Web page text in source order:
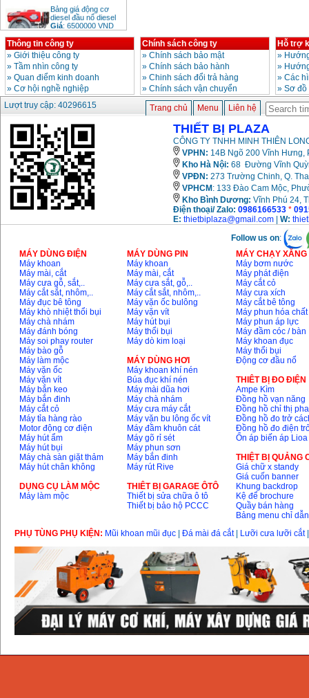
Bảng giá động cơ
diesel đầu nổ diesel
Giá:6500000VND
Bảng giá mũi khoan
rút lõi bê tông
Giá:330000VND
năng GBH 2-26DRE
(800W)
Giá
3980000
Máy cưa xích chạy
xăng Stihl MS661
Giá: 29900000
Makita LS1019L
Bộ máy khoan 100
chi tiết Bosch GSB
13RE (650W)
Giá:2200000VND
Máy khoan Bosch
GSB 16RE (750W)
Giá
Động cơ xăng Honda
GX160 (5.5HP)
Giá :7200000
Makita 9553B (710W)
Giá:1296000VND
Thông tin công ty
» Giới thiệu công ty
» Tầm nhìn công ty
» Quan điểm kinh doanh
» Cơ hội nghề nghiệp
Chính sách công ty
» Chính sách bảo mật
» Chính sách bảo hành
» Chinh sách đổi trả hàng
» Chính sách vận chuyển
Hỗ trợ
»
»
» Các
» Sơ
Lượt truy cập: 40296615
Trang chủ Menu Liên hệ
THIẾT BỊ PLAZA
CÔNG TY TNHH MINH THIÊN
VPHN: 14B Ngõ 200 Vĩnh Hưng,
Kho Hà Nội: 68 Đường Vĩnh
VPĐN: 273 Trường Chinh, Q.
VPHCM : 133 Đào Cam Mộc,
Kho Bình Dương: Vĩnh Phú 24,
Điện thoại/ Zalo: 0986166533 *
E: thietbiplaza@gmail.com W:
Follow us on:
MÁY DÙNG ĐIỆN
Máy khoan
Máy mài, cắt
Máy cưa gỗ, sắt,..
Máy cắt sắt, nhôm,..
Máy đục bê tông
Máy khò nhiệt thổi bụi
Máy chà nhám
Máy đánh bóng
Máy soi phay router
Máy bào gỗ
Máy làm mộc
Máy vặn ốc
Máy vặn vít
Máy bắn keo
Máy bắn đinh
Máy cắt cỏ
Máy tỉa hàng rào
Motor động cơ điện
Máy hút ẩm
Máy hút bụi
Máy chà sàn giặt thảm
Máy hút chân không
DỤNG CỤ LÀM MỘC
Máy làm mộc
MÁY DÙNG PIN
Máy khoan
Máy mài, cắt
Máy cưa sắt, gỗ,..
Máy cắt sắt, nhôm,..
Máy vặn ốc bulông
Máy vặn vít
Máy hút bụi
Máy thổi bụi
Máy dò kim loại
MÁY DÙNG HƠI
Máy khoan khí nén
Búa đục khí nén
Máy mài dũa hơi
Máy chà nhám
Máy cưa máy cắt
Máy vặn bu lông ốc vít
Máy đầm khuôn cát
Máy gõ rỉ sét
Máy phun sơn
Máy bắn đinh
Máy rút Rive
THIÊT BỊ GARAGE ÔTÔ
Thiết bị sửa chữa ô tô
Thiết bị bảo hộ PCCC
MÁY CHẠY
Máy bơm nước
Máy phát điện
Máy cắt cỏ
Máy cưa xích
Máy cắt bê tông
Máy phun hóa chất
Máy phun áp lực
Máy đầm cóc / bàn
Máy khoan đục
Máy thổi bụi
Động cơ đầu nổ
THIÊT BỊ ĐO ĐIỆN
Ampe Kìm
Đồng hồ vạn năng
Đồng hồ chỉ thị pha
Đồng hồ đo trở
Đồng hồ đo điện
Ổn áp biến áp Lioa
THIỆT BỊ QUẢNG
Giá chữ x standy
Giá cuốn banner
Khung backdrop
Kệ để brochure
Quầy bán hàng
Bảng menu chỉ dẫn
PHỤ TÙNG PHỤ KIỆN: Mũi khoan mũi đục Đá mài đá cắt| Lưỡi cưa lưỡi cắt